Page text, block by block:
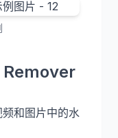
和图片中的水